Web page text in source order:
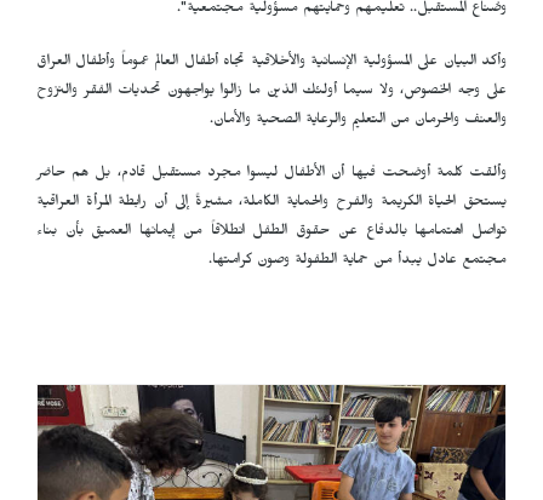
وصُناع المستقبل.. تعليمهم وحمايتهم مسؤولية مجتمعية".
وأكد البيان على المسؤولية الإنسانية والأخلاقية تجاه أطفال العالم عموماً وأطفال العراق
على وجه الخصوص، ولا سيما أولئك الذين ما زالوا يواجهون تحديات الفقر والنزوح
والعنف والحرمان من التعليم والرعاية الصحية والأمان.
وألقت كلمة أوضحت فيها أن الأطفال ليسوا مجرد مستقبل قادم، بل هم حاضر
يستحق الحياة الكريمة والفرح والحماية الكاملة، مشيرةً إلى أن رابطة المرأة العراقية
تواصل اهتمامها بالدفاع عن حقوق الطفل انطلاقاً من إيمانها العميق بأن بناء
مجتمع عادل يبدأ من حماية الطفولة وصون كرامتها.